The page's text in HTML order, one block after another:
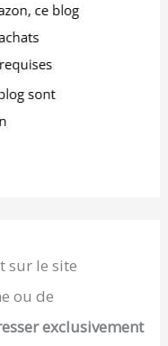
sur le site
ou de
exclusivement